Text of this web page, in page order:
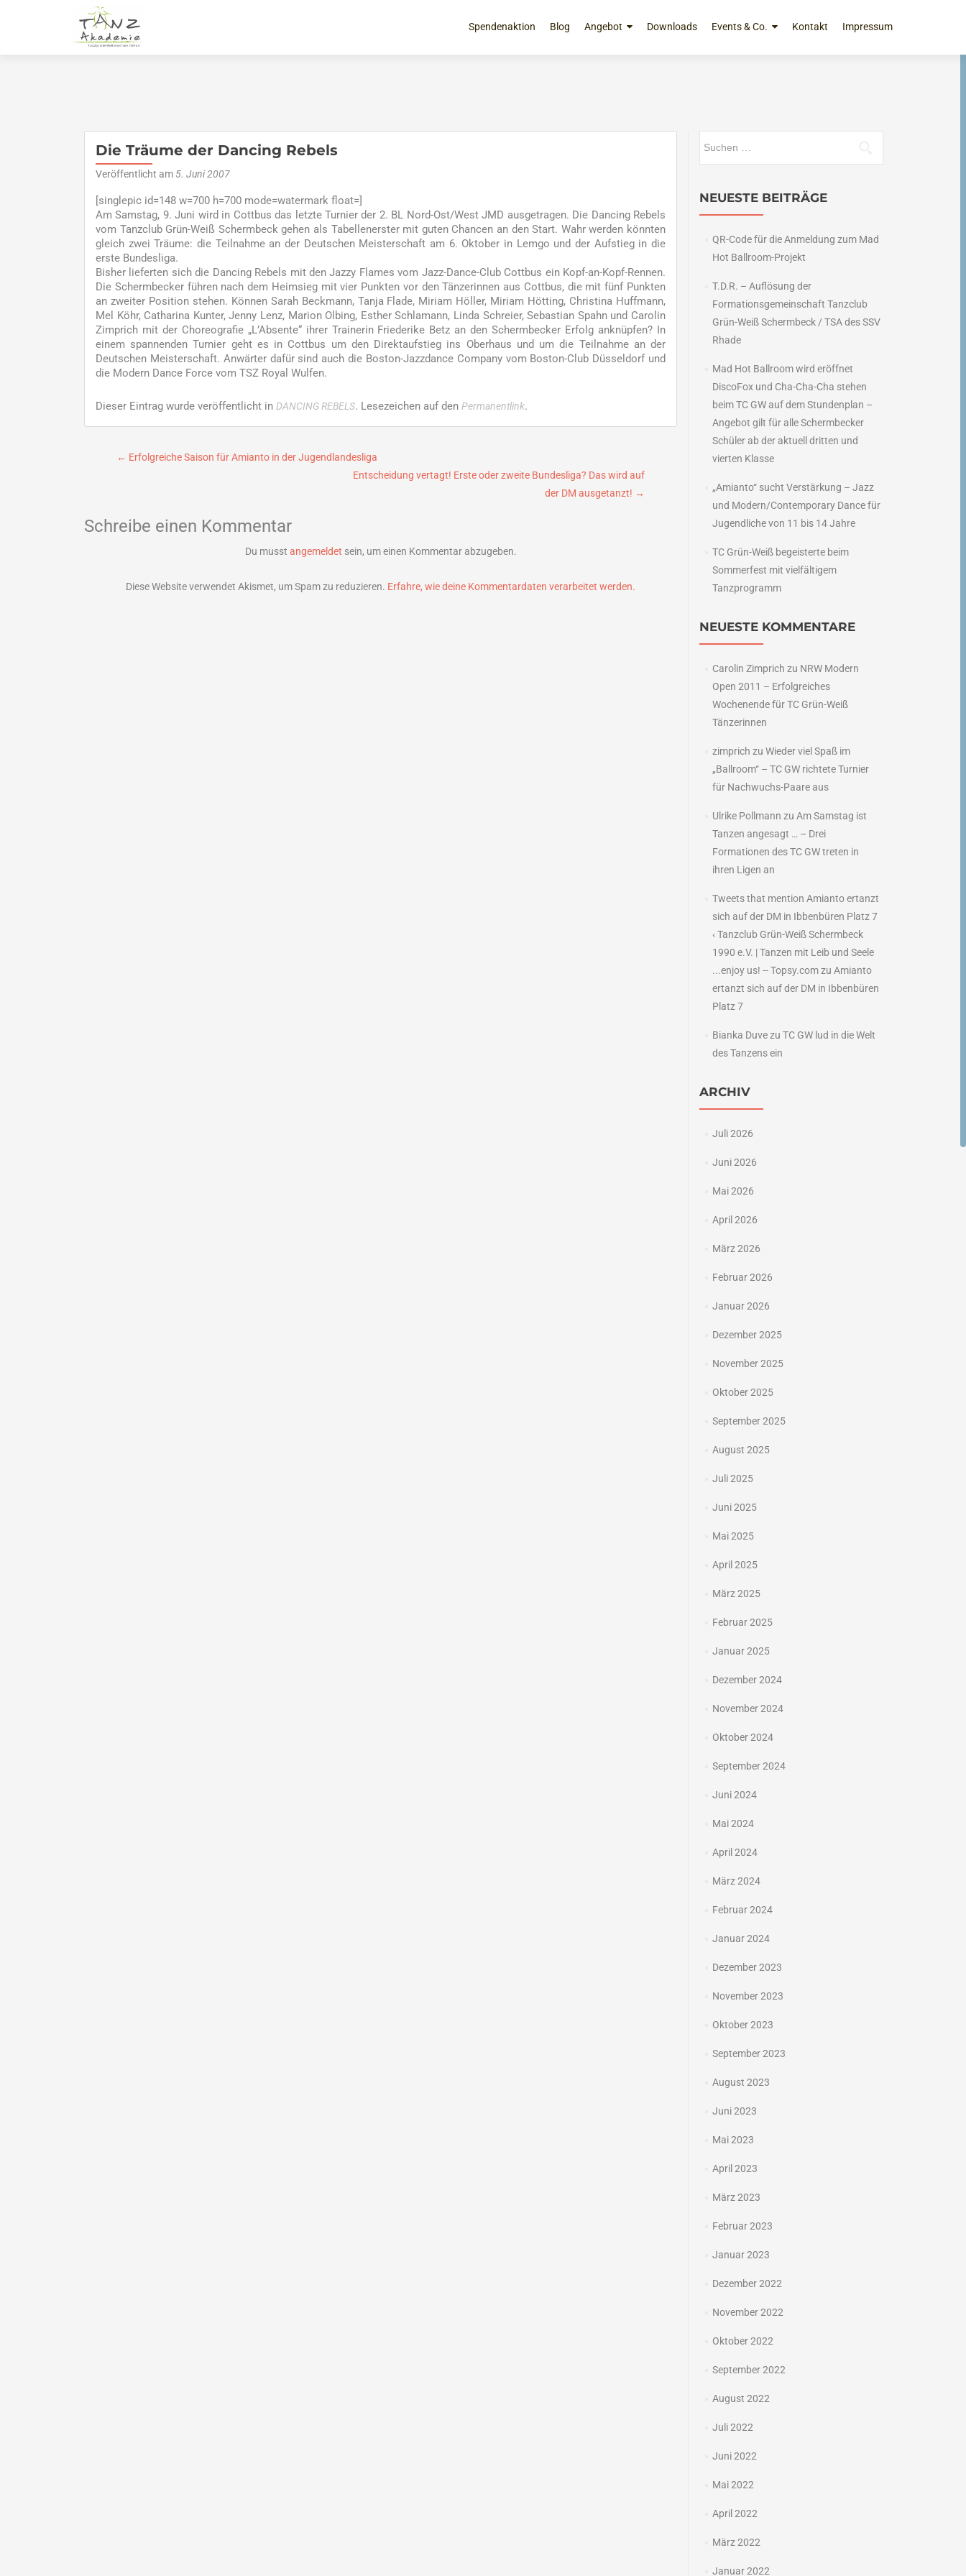
Inhalt
Spendenaktion Blog Angebot Downloads Events & Co. Kontakt Impressum
Die Träume der Dancing Rebels
Veröffentlicht am 5. Juni 2007
[singlepic id=148 w=700 h=700 mode=watermark float=]
Am Samstag, 9. Juni wird in Cottbus das letzte Turnier der 2. BL Nord-Ost/West JMD ausgetragen. Die Dancing Rebels
vom Tanzclub Grün-Weiß Schermbeck gehen als Tabellenerster mit guten Chancen an den Start. Wahr werden könnten
gleich zwei Träume: die Teilnahme an der Deutschen Meisterschaft am 6. Oktober in Lemgo und der Aufstieg in die
erste Bundesliga.
Bisher lieferten sich die Dancing Rebels mit den Jazzy Flames vom Jazz-Dance-Club Cottbus ein Kopf-an-Kopf-Rennen.
Die Schermbecker führen nach dem Heimsieg mit vier Punkten vor den Tänzerinnen aus Cottbus, die mit fünf Punkten
an zweiter Position stehen. Können Sarah Beckmann, Tanja Flade, Miriam Höller, Miriam Hötting, Christina Huffmann,
Mel Köhr, Catharina Kunter, Jenny Lenz, Marion Olbing, Esther Schlamann, Linda Schreier, Sebastian Spahn und Carolin
Zimprich mit der Choreografie „L’Absente“ ihrer Trainerin Friederike Betz an den Schermbecker Erfolg anknüpfen? In
einem spannenden Turnier geht es in Cottbus um den Direktaufstieg ins Oberhaus und um die Teilnahme an der
Deutschen Meisterschaft. Anwärter dafür sind auch die Boston-Jazzdance Company vom Boston-Club Düsseldorf und
die Modern Dance Force vom TSZ Royal Wulfen.
Dieser Eintrag wurde veröffentlicht in DANCING REBELS. Lesezeichen auf den Permanentlink.
Beitragsnavigation
← Erfolgreiche Saison für Amianto in der Jugendlandesliga
Entscheidung vertagt! Erste oder zweite Bundesliga? Das wird auf
der DM ausgetanzt! →
Schreibe einen Kommentar
Du musst angemeldet sein, um einen Kommentar abzugeben.
Diese Website verwendet Akismet, um Spam zu reduzieren. Erfahre, wie deine Kommentardaten verarbeitet werden.
NEUESTE BEITRÄGE
QR-Code für die Anmeldung zum Mad
Hot Ballroom-Projekt
T.D.R. – Auflösung der
Formationsgemeinschaft Tanzclub
Grün-Weiß Schermbeck / TSA des SSV
Rhade
Mad Hot Ballroom wird eröffnet
DiscoFox und Cha-Cha-Cha stehen
beim TC GW auf dem Stundenplan –
Angebot gilt für alle Schermbecker
Schüler ab der aktuell dritten und
vierten Klasse
„Amianto“ sucht Verstärkung – Jazz
und Modern/Contemporary Dance für
Jugendliche von 11 bis 14 Jahre
TC Grün-Weiß begeisterte beim
Sommerfest mit vielfältigem
Tanzprogramm
NEUESTE KOMMENTARE
Carolin Zimprich zu NRW Modern
Open 2011 – Erfolgreiches
Wochenende für TC Grün-Weiß
Tänzerinnen
zimprich zu Wieder viel Spaß im
„Ballroom“ – TC GW richtete Turnier
für Nachwuchs-Paare aus
Ulrike Pollmann zu Am Samstag ist
Tanzen angesagt … – Drei
Formationen des TC GW treten in
ihren Ligen an
Tweets that mention Amianto ertanzt
sich auf der DM in Ibbenbüren Platz 7
‹ Tanzclub Grün-Weiß Schermbeck
1990 e.V. | Tanzen mit Leib und Seele
...enjoy us! -- Topsy.comzu Amianto
ertanzt sich auf der DM in Ibbenbüren
Platz 7
Bianka Duvezu TC GW lud in die Welt
des Tanzens ein
ARCHIV
Juli 2026
Juni 2026
Mai 2026
April 2026
März 2026
Februar 2026
Januar 2026
Dezember 2025
November 2025
Oktober 2025
September 2025
August 2025
Juli 2025
Juni 2025
Mai 2025
April 2025
März 2025
Februar 2025
Januar 2025
Dezember 2024
November 2024
Oktober 2024
September 2024
Juni 2024
Mai 2024
April 2024
März 2024
Februar 2024
Januar 2024
Dezember 2023
November 2023
Oktober 2023
September 2023
August 2023
Juni 2023
Mai 2023
April 2023
März 2023
Februar 2023
Januar 2023
Dezember 2022
November 2022
Oktober 2022
September 2022
August 2022
Juli 2022
Juni 2022
Mai 2022
April 2022
März 2022
Januar 2022